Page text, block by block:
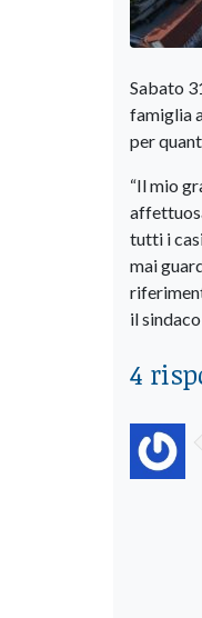
Sabato
famiglia
per
“Il mio
tutti i
mai
il
4